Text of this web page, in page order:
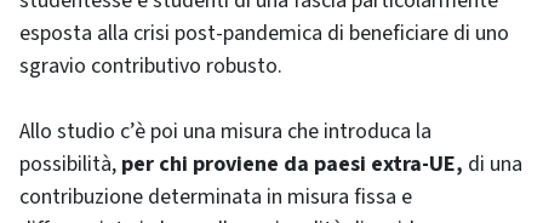
esposta alla crisi post-pandemica di beneficiare di uno
sgravio contributivo robusto.
Allo studio c’è poi una misura che introduca la
possibilità, per chi proviene da paesi extra-UE, di una
contribuzione determinata in misura fissa e